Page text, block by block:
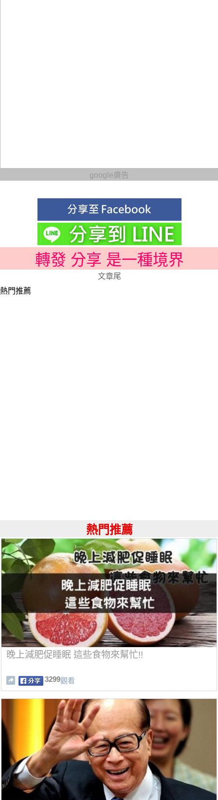
google廣告
轉發 分享 是一種境界
文章尾
熱門推薦
熱門推薦
晚上減肥促睡眠 這些食物來幫忙!!
3299觀看